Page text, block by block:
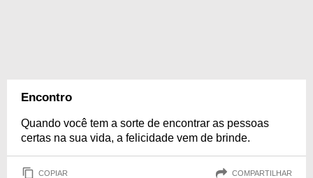
Encontro
Quando você tem a sorte de encontrar as pessoas
certas na sua vida, a felicidade vem de brinde.
COPIAR COMPARTILHAR